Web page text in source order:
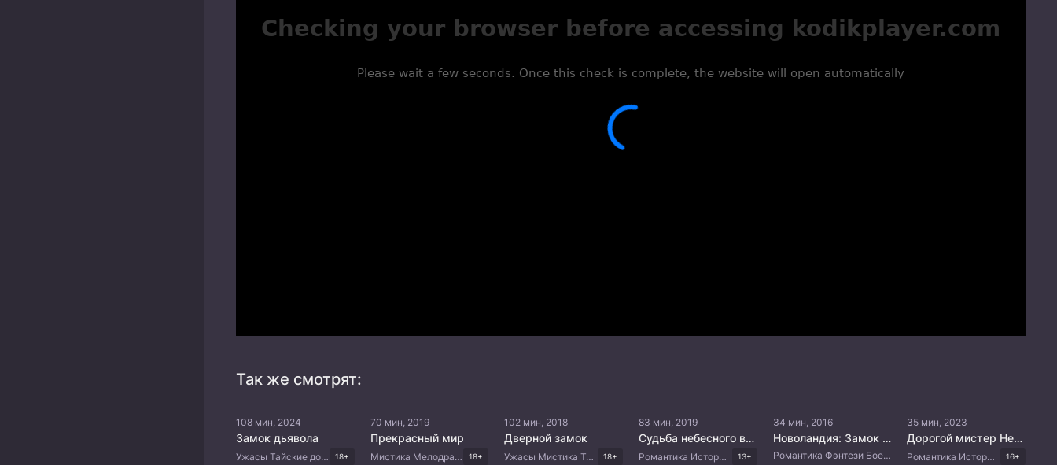
Так же смотрят:
108 мин, 2024
Замок дьявола
Ужасы Тайские дорамы 18+
70 мин, 2019
Прекрасный мир
Мистика Мелодрама Триллер Корейские дорамы 18+
102 мин, 2018
Дверной замок
Ужасы Мистика Триллер Корейские дорамы 18+
83 мин, 2019
Судьба небесного владыки
Романтика Исторический Боевик Фэнтези Китайские дорамы 13+
34 мин, 2016
Новоландия: Замок в небесах
Романтика Фэнтези Боевые искусства Китайские дорамы
35 мин, 2023
Дорогой мистер Небесный Лис
Романтика Исторический Фэнтези Комедия Китайские дорамы 16+